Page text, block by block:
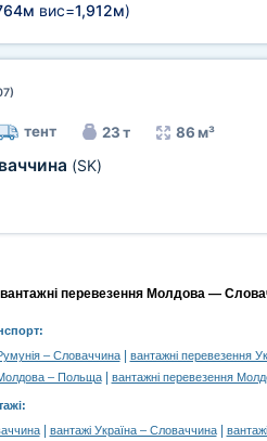
вис=1,912м)
тент 23 т 86 м³
(SK)
перевезення Молдова —
– Словаччина|
вантажні перевезення
– Польща| вантажні перевезення
:
| вантажі Україна – Словаччина|